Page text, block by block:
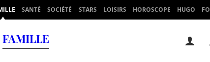
SANTÉ SOCIÉTÉ STARS LOISIRS HOROSCOPE HUGO
FAMILLE